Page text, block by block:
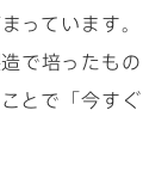
っています。
で培ったもの
とで「今すぐ